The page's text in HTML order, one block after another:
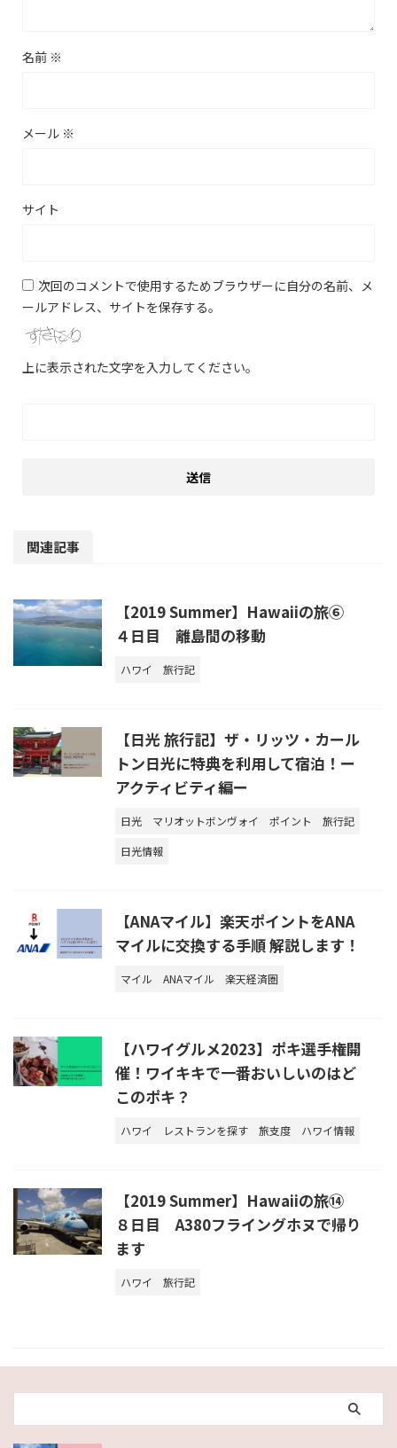
名前 ※
メール ※
サイト
次回のコメントで使用するためブラウザーに自分の名前、メ
ールアドレス、サイトを保存する。
上に表示された文字を入力してください。
関連記事
【2019 Summer】Hawaiiの旅⑥
４日目 離島間の移動
ハワイ 旅行記
【日光 旅行記】ザ・リッツ・カール
トン日光に特典を利用して宿泊！ー
アクティビティ編ー
日光 マリオットボンヴォイ ポイント
旅行記
日光情報
【ANAマイル】楽天ポイントをANA
マイルに交換する手順 解説します！
マイル ANAマイル 楽天経済圏
【ハワイグルメ2023】ポキ選手権開
催！ワイキキで一番おいしいのはど
このポキ？
ハワイ レストランを探す 旅支度 ハワイ情報
【2019 Summer】Hawaiiの旅⑭
８日目 A380フライングホヌで帰り
ます
ハワイ 旅行記